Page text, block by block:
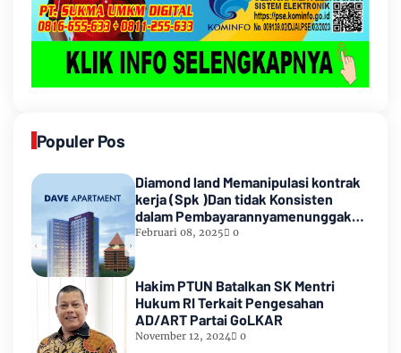
Populer Pos
Diamond land Memanipulasi kontrak
kerja (Spk )Dan tidak Konsisten
dalam Pembayarannyamenunggak
sampai hampir satu tahun
Februari 08, 2025 0
Hakim PTUN Batalkan SK Mentri
Hukum RI Terkait Pengesahan
AD/ART Partai GoLKAR
November 12, 2024 0